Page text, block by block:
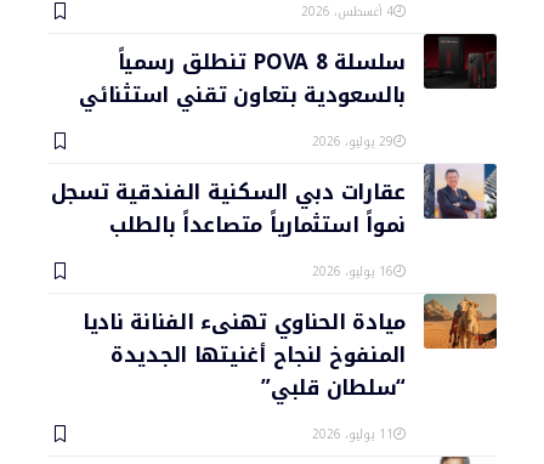
4 أغسطس، 2026
سلسلة POVA 8 تنطلق رسمياً
بالسعودية بتعاون تقني استثنائي
29 يوليو، 2026
عقارات دبي السكنية الفندقية تسجل
نمواً استثمارياً متصاعداً بالطلب
16 يوليو، 2026
ميادة الحناوي تهنىء الفنانة ناديا
المنفوخ لنجاح أغنيتها الجديدة
“سلطان قلبي”
11 يوليو، 2026